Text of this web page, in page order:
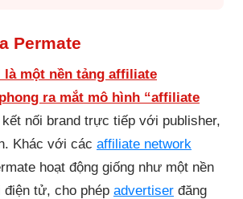
Permate
là một nền tảng affiliate
ra mắt mô hình “affiliate
kết nối brand trực tiếp với publisher,
Khác với các affiliate network
hoạt động giống như một nền
tử, cho phép advertiser đăng